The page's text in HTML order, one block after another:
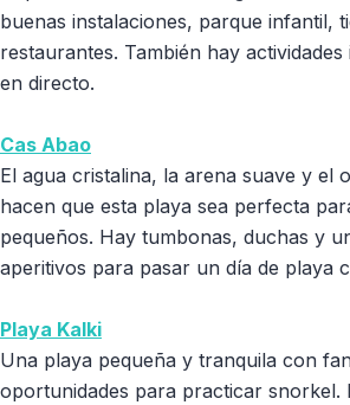
buenas instalaciones, parque infantil,
restaurantes. También hay
en directo.
Cas Abao
El agua cristalina, la arena suave y el
hacen que esta playa sea perfecta
pequeños. Hay tumbonas, duchas y
aperitivos para pasar un día de playa
Playa Kalki
Una playa pequeña y tranquila con
oportunidades para practicar snorkel.